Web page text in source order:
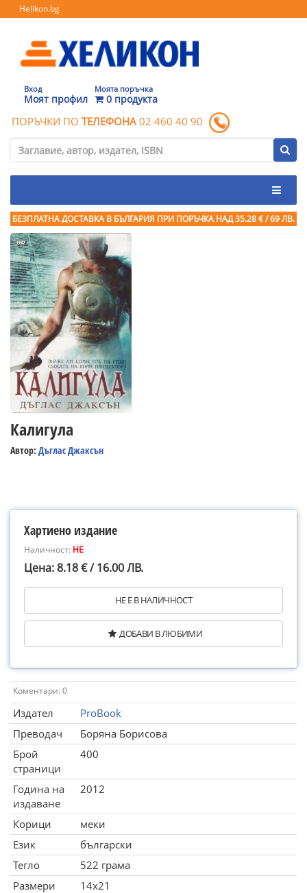
Helikon.bg
Вход
Моят профил
Моята поръчка
0 продукта
ПОРЪЧКИ ПО ТЕЛЕФОНА 02 460 40 90
БЕЗПЛАТНА ДОСТАВКА В БЪЛГАРИЯ ПРИ ПОРЪЧКА НАД 35.28 € / 69 ЛВ.
Калигула
Автор: Дъглас Джаксън
Хартиено издание
Наличност: НЕ
Цена: 8.18 € / 16.00 ЛВ.
НЕ Е В НАЛИЧНОСТ
ДОБАВИ В ЛЮБИМИ
Коментари: 0
Издател
ProBook
Преводач
Боряна Борисова
Брой
страници
400
Година на
издаване
2012
Корици
меки
Език
български
Тегло
522 грама
Размери
14x21